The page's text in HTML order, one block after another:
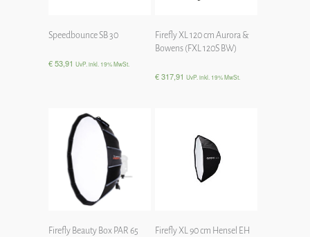
Speedbounce SB 30
€53,91 UvP. inkl. 19% MwSt.
Firefly XL 120 cm Aurora &
Bowens (FXL 120S BW)
€317,91 UvP. inkl. 19% MwSt.
Firefly Beauty Box PAR 65
Firefly XL 90 cm Hensel EH